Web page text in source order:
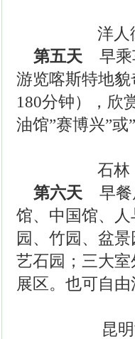
洋人
第五天 早乘
游览喀斯特地
180分钟），欣
油馆”赛博兴”
石
第六天 早餐
馆、中国馆、
园、竹园、盆
艺石园；三大
展区。也可自
昆明